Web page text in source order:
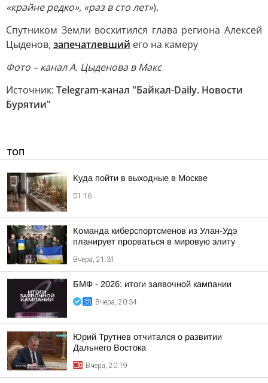
«крайне редко», «раз в сто лет»).
Спутником Земли восхитился глава региона Алексей
Цыденов, запечатлевший его на камеру
Фото – канал А. Цыденова в Макс
Источник: Telegram-канал "Байкал-Daily. Новости
Бурятии"
ТОП
Куда пойти в выходные в Москве
01:16
Команда киберспортсменов из Улан-Удэ
планирует прорваться в мировую элиту
Вчера, 21:31
БМФ - 2026: итоги заявочной кампании
Вчера, 20:34
Юрий Трутнев отчитался о развитии
Дальнего Востока
Вчера, 20:19